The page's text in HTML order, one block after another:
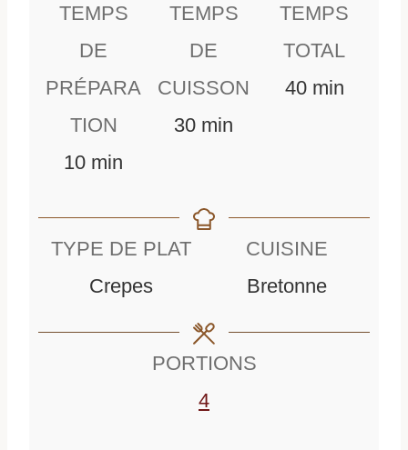
TEMPS
DE
PRÉPARA
TION
10mmin
TEMPS
DE
CUISSON
30m
u
s
min
TEMPS
TOTAL
40mmin
TYPE DE PLAT
Crepes
CUISINE
Bretonne
PORTIONS
4